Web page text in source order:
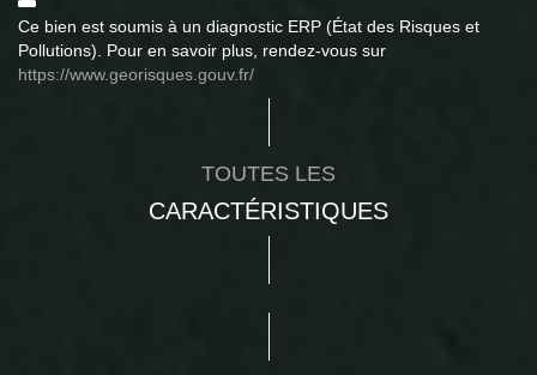
Ce bien est soumis à un diagnostic ERP (État des Risques et
Pollutions). Pour en savoir plus, rendez-vous sur
https://www.georisques.gouv.fr/
TOUTES LES
CARACTÉRISTIQUES